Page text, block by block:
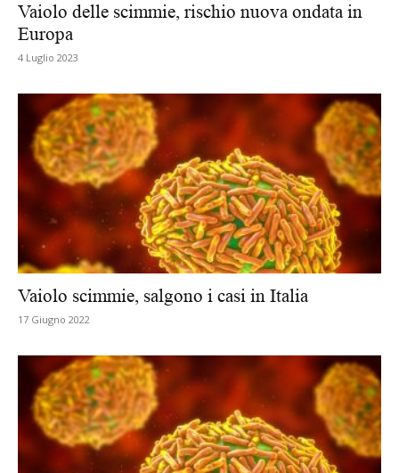
Vaiolo delle scimmie, rischio nuova ondata in
Europa
4 Luglio 2023
Vaiolo scimmie, salgono i casi in Italia
17 Giugno 2022